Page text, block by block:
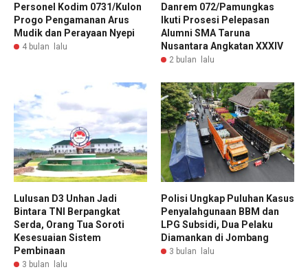
Personel Kodim 0731/Kulon
Progo Pengamanan Arus
Mudik dan Perayaan Nyepi
4 bulan lalu
Danrem 072/Pamungkas
Ikuti Prosesi Pelepasan
Alumni SMA Taruna
Nusantara Angkatan XXXIV
2 bulan lalu
Lulusan D3 Unhan Jadi
Bintara TNI Berpangkat
Serda, Orang Tua Soroti
Kesesuaian Sistem
Pembinaan
3 bulan lalu
Polisi Ungkap Puluhan Kasus
Penyalahgunaan BBM dan
LPG Subsidi, Dua Pelaku
Diamankan di Jombang
3 bulan lalu